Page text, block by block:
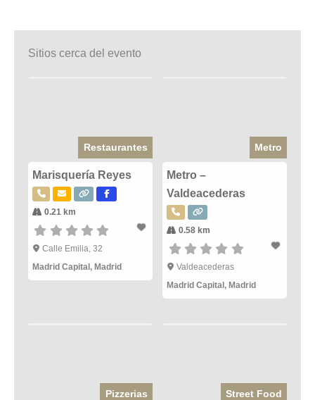
Sitios cerca del evento
Restaurantes
Marisquería Reyes
0.21 km
Calle Emilia, 32
Madrid Capital , Madrid
Metro
Metro –
Valdeacederas
0.58 km
Valdeacederas
Madrid Capital , Madrid
Pizzerias Street Food